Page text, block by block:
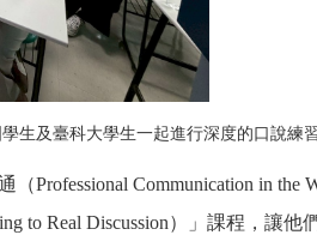
生及臺科大學生一起進行深度的口說練
（Professional Communication in the
to Real Discussion）」課程，讓他